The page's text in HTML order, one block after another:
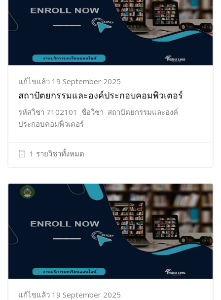
แก้ไขแล้ว 19 September 2025
สถาปัตยกรรมและองค์ประกอบคอมพิวเตอร์
รหัสวิชา 7102101 ชื่อวิชา สถาปัตยกรรมและองค์
ประกอบคอมพิวเตอร์
1 รายวิชาทั้งหมด
แก้ไขแล้ว 19 September 2025